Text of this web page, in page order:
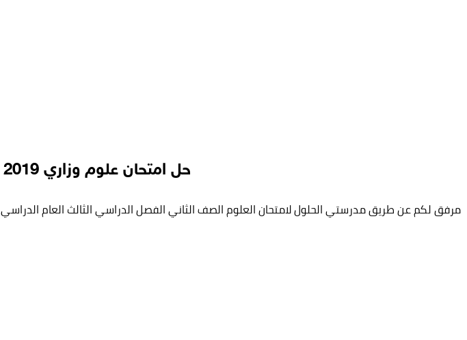
حل امتحان علوم وزاري 2019 الصف الثاني الفصل الثالث
مرفق لكم عن طريق مدرستي الحلول لامتحان العلوم الصف الثاني الفصل الدراسي الثالث العام الدراسي 2019 لمناهج دولة الامارات العربية .